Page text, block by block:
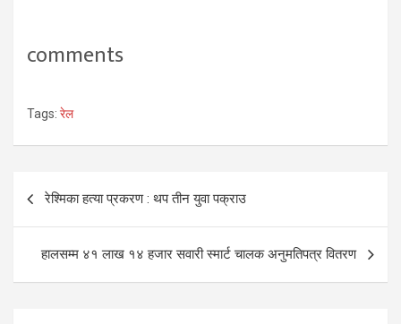
comments
Tags: रेल
Post
navigation
रेश्मिका हत्या प्रकरण : थप तीन युवा पक्राउ
हालसम्म ४१ लाख १४ हजार सवारी स्मार्ट चालक अनुमतिपत्र वितरण